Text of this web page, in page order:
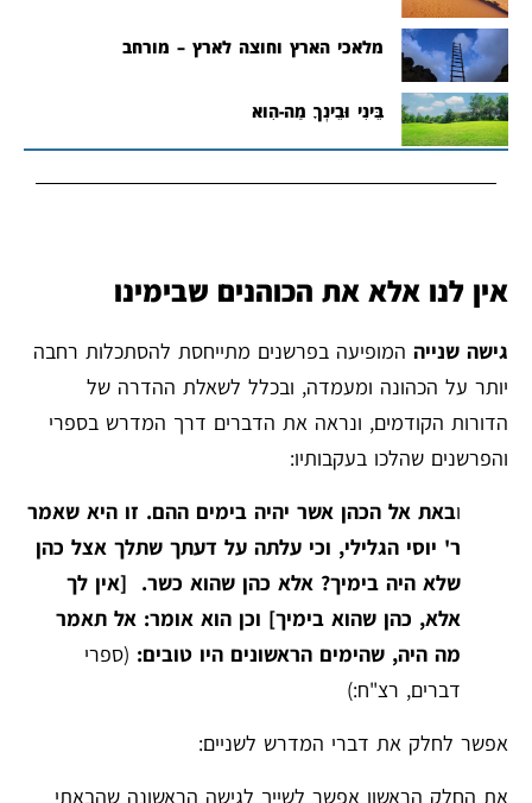
מלאכי הארץ וחוצה לארץ – מורחב
בֵּינִי וּבֵינְךָ מַה-הִוא
אין לנו אלא את הכוהנים שבימינו
גישה שנייה המופיעה בפרשנים מתייחסת להסתכלות רחבה
יותר על הכהונה ומעמדה, ובכלל לשאלת ההדרה של
הדורות הקודמים, ונראה את הדברים דרך המדרש בספרי
והפרשנים שהלכו בעקבותיו:
ובאת אל הכהן אשר יהיה בימים ההם. זו היא שאמר
ר' יוסי הגלילי, וכי עלתה על דעתך שתלך אצל כהן
שלא היה בימיך? אלא כהן שהוא כשר. [אין לך
אלא, כהן שהוא בימיך] וכן הוא אומר: אל תאמר
מה היה, שהימים הראשונים היו טובים: (ספרי
דברים, רצ"ח:)
אפשר לחלק את דברי המדרש לשניים:
את החלק הראשון אפשר לשייך לגישה הראשונה שהבאתי